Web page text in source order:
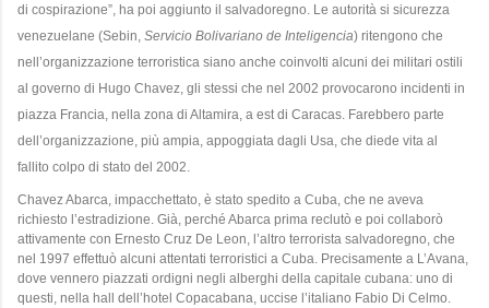
di cospirazione”, ha poi aggiunto il salvadoregno. Le autorità si sicurezza
venezuelane (Sebin, Servicio Bolivariano de Inteligencia) ritengono che
nell’organizzazione terroristica siano anche coinvolti alcuni dei militari ostili
al governo di Hugo Chavez, gli stessi che nel 2002 provocarono incidenti in
piazza Francia, nella zona di Altamira, a est di Caracas. Farebbero parte
dell’organizzazione, più ampia, appoggiata dagli Usa, che diede vita al
fallito colpo di stato del 2002.
Chavez Abarca, impacchettato, è stato spedito a Cuba, che ne aveva
richiesto l’estradizione. Già, perché Abarca prima reclutò e poi collaborò
attivamente con Ernesto Cruz De Leon, l’altro terrorista salvadoregno, che
nel 1997 effettuò alcuni attentati terroristici a Cuba. Precisamente a L’Avana,
dove vennero piazzati ordigni negli alberghi della capitale cubana: uno di
questi, nella hall dell’hotel Copacabana, uccise l’italiano Fabio Di Celmo.